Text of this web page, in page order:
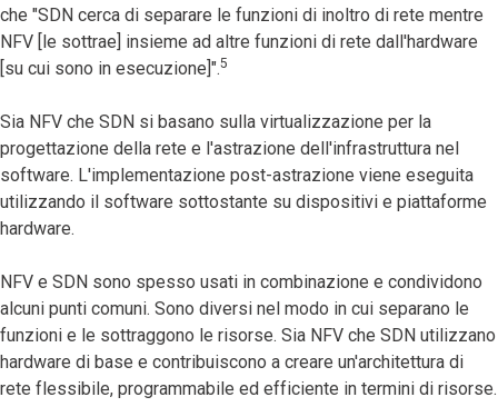
che "SDN cerca di separare le funzioni di inoltro di rete mentre
NFV [le sottrae] insieme ad altre funzioni di rete dall'hardware
[su cui sono in esecuzione]".5
Sia NFV che SDN si basano sulla virtualizzazione per la
progettazione della rete e l'astrazione dell'infrastruttura nel
software. L'implementazione post-astrazione viene eseguita
utilizzando il software sottostante su dispositivi e piattaforme
hardware.
NFV e SDN sono spesso usati in combinazione e condividono
alcuni punti comuni. Sono diversi nel modo in cui separano le
funzioni e le sottraggono le risorse. Sia NFV che SDN utilizzano
hardware di base e contribuiscono a creare un'architettura di
rete flessibile, programmabile ed efficiente in termini di risorse.